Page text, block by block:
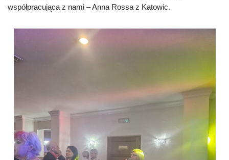
współpracująca z nami – Anna Rossa z Katowic.